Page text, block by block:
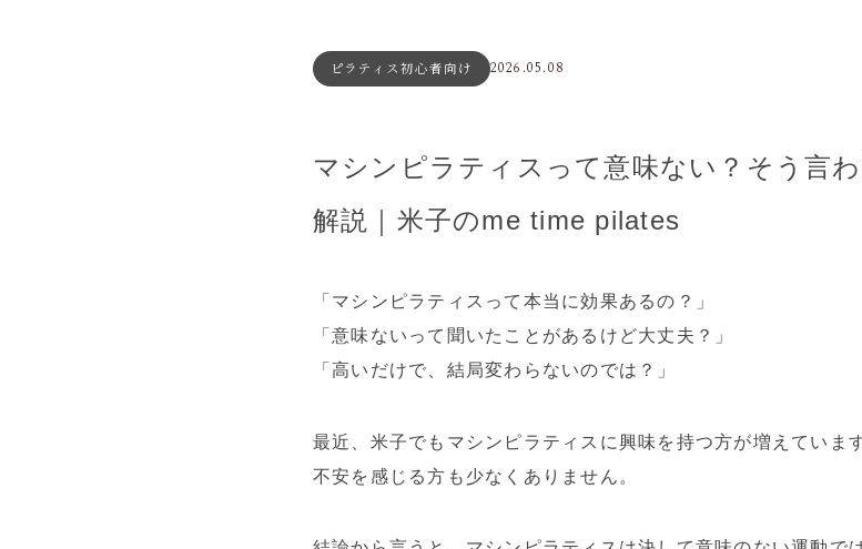
2026.05.08
ピラティス初心者向け
マシンピラティスって意味ない？そう言
解説｜米子のme time pilates
「マシンピラティスって本当に効果あるの？」
「意味ないって聞いたことがあるけど大丈夫？」
「高いだけで、結局変わらないのでは？」
最近、米子でもマシンピラティスに興味を持つ方が増えていま
不安を感じる方も少なくありません。